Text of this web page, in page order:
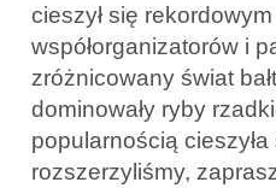
cieszył się
współorganizatorów i
zróżnicowany świat
dominowały ryby
popularnością
rozszerzyliśmy,